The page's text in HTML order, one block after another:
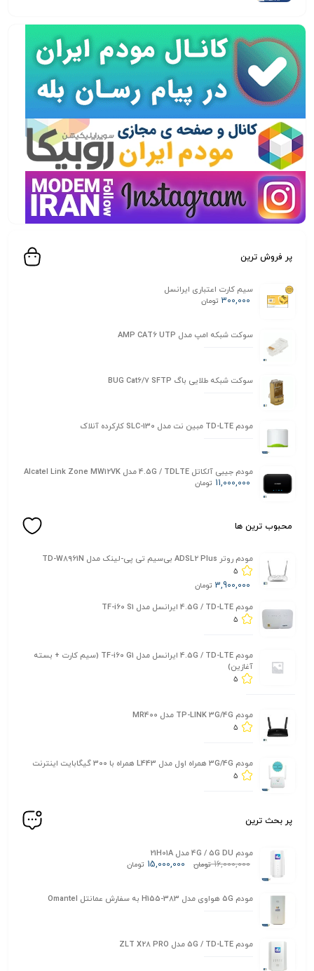
پر فروش ترین
سیم کارت اعتباری ایرانسل
300,000 تومان
سوکت شبکه امپ مدل AMP CAT6 UTP
سوکت شبکه طلایی باگ BUG Cat6/7 SFTP
مودم TD-LTE مبین نت مدل SLC-130 کارکرده آنلاک
مودم جیبی آلکاتل 4.5G / TDLTE مدل Alcatel Link Zone MW12VK
11,000,000 تومان
محبوب ترین ها
مودم روتر ADSL2 Plus بی‌سیم تی پی-لینک مدل TD-W8961N
5
3,900,000 تومان
مودم 4.5G / TD-LTE ایرانسل مدل TF-i60 S1
5
مودم 4.5G / TD-LTE ایرانسل مدل TF-i60 G1 (سیم کارت + بسته
آغازین)
5
مودم TP-LINK 3G/4G مدل MR400
5
مودم 3G/4G همراه اول مدل L443 همراه با 300 گیگابایت اینترنت
5
پر بحث ترین
مودم 4G / 5G DU مدل 21H01A
16,000,000 تومان 15,000,000 تومان
مودم 5G هواوی مدل H155-383 به سفارش عمانتل Omantel
مودم 5G / TD-LTE مدل ZLT X28 PRO